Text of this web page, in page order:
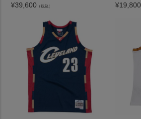
¥39,600 （税込）
¥19,800